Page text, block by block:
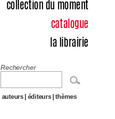
collection du moment
catalogue
la librairie
Rechercher
auteurs éditeurs thèmes